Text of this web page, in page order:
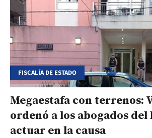
FISCALÍA DE ESTADO
Megaestafa con terrenos:
ordenó a los abogados del
actuar en la causa